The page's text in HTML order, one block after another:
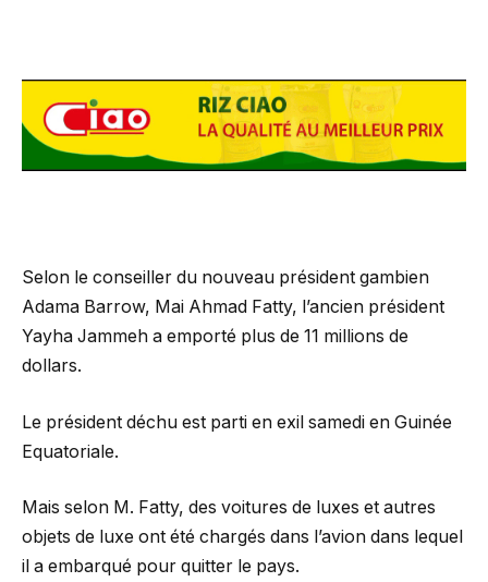
Selon le conseiller du nouveau président gambien
Adama Barrow, Mai Ahmad Fatty, l’ancien président
Yayha Jammeh a emporté plus de 11 millions de
dollars.
Le président déchu est parti en exil samedi en Guinée
Equatoriale.
Mais selon M. Fatty, des voitures de luxes et autres
objets de luxe ont été chargés dans l’avion dans lequel
il a embarqué pour quitter le pays.